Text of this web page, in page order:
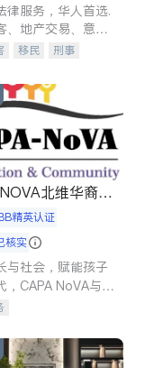
律服务，华人首选.
、地产交易、意外
祸重伤、商业诉
、刑事案件全包办
移民
刑事
商业
律师-其它 保释
北维华裔家
精英认证
核实
与社会，赋能孩子
，CAPA NoVA与您
包容、公平、充满